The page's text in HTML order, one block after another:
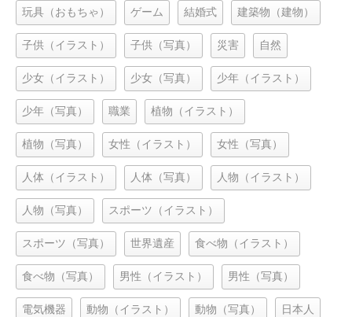
玩具（おもちゃ） ゲーム 結婚式 建築物（建物）
子供（イラスト） 子供（写真） 災害 自然
少女（イラスト） 少女（写真） 少年（イラスト）
少年（写真） 職業 植物（イラスト）
植物（写真） 女性（イラスト） 女性（写真）
人体（イラスト） 人体（写真） 人物（イラスト）
人物（写真） スポーツ（イラスト）
スポーツ（写真） 世界遺産 食べ物（イラスト）
食べ物（写真） 男性（イラスト） 男性（写真）
電気機器 動物（イラスト） 動物（写真） 日本人